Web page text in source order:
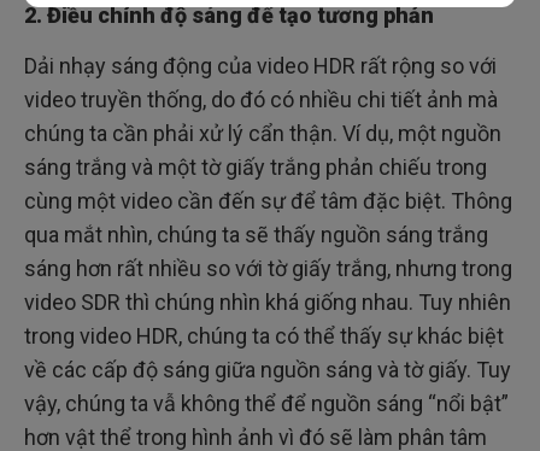
2. Điều chỉnh độ sáng để tạo tương phản
Dải nhạy sáng động của video HDR rất rộng so với
video truyền thống, do đó có nhiều chi tiết ảnh mà
chúng ta cần phải xử lý cẩn thận. Ví dụ, một nguồn
sáng trắng và một tờ giấy trắng phản chiếu trong
cùng một video cần đến sự để tâm đặc biệt. Thông
qua mắt nhìn, chúng ta sẽ thấy nguồn sáng trắng
sáng hơn rất nhiều so với tờ giấy trắng, nhưng trong
video SDR thì chúng nhìn khá giống nhau. Tuy nhiên
trong video HDR, chúng ta có thể thấy sự khác biệt
về các cấp độ sáng giữa nguồn sáng và tờ giấy. Tuy
vậy, chúng ta vẫ không thể để nguồn sáng “nổi bật”
hơn vật thể trong hình ảnh vì đó sẽ làm phân tâm